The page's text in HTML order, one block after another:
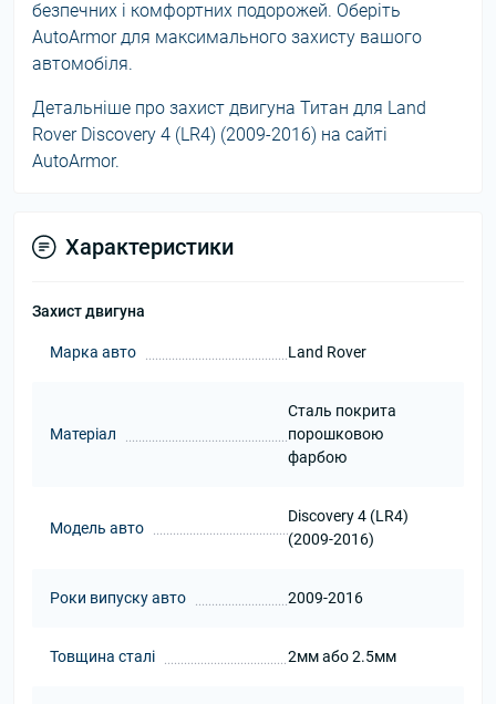
безпечних і комфортних подорожей. Оберіть
AutoArmor для максимального захисту вашого
автомобіля.
Детальніше про захист двигуна Титан для Land
Rover Discovery 4 (LR4) (2009-2016) на сайті
AutoArmor.
Характеристики
Захист двигуна
Марка авто Land Rover
Матеріал
Сталь покрита
порошковою
фарбою
Модель авто
Discovery 4 (LR4)
(2009-2016)
Роки випуску авто 2009-2016
Товщина сталі 2мм або 2.5мм